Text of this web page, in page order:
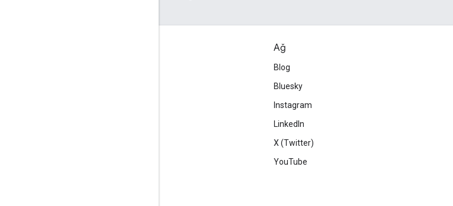
Ağ
Blog
Bluesky
Instagram
LinkedIn
X (Twitter)
YouTube